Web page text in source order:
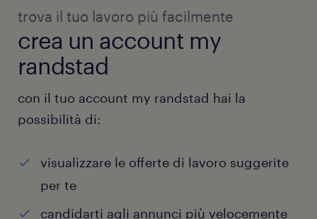
trova il tuo lavoro più facilmente
crea un account my
randstad
con il tuo account my randstad hai la
possibilità di:
visualizzare le offerte di lavoro suggerite
per te
candidarti agli annunci più velocemente